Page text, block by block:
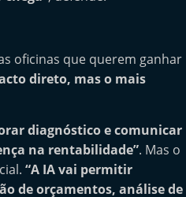
oficinas que querem ganhar
direto, mas o mais
diagnóstico e comunicar
na rentabilidade”. Mas o
“A IA vai permitir
de orçamentos, análise de